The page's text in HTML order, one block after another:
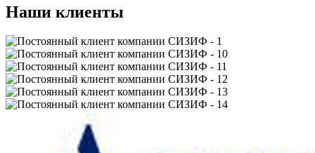
Наши клиенты